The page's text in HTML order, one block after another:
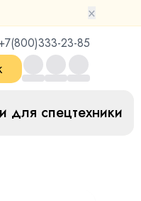
×
23-85
для спецтехники